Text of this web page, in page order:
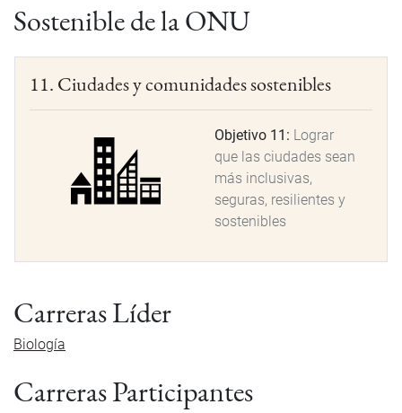
Sostenible de la ONU
11. Ciudades y comunidades sostenibles
Objetivo 11: Lograr
que las ciudades sean
más inclusivas,
seguras, resilientes y
sostenibles
Carreras Líder
Biología
Carreras Participantes